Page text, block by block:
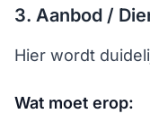
3. Aanbod /
Hier wordt
Wat moet erop: